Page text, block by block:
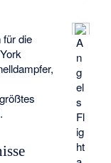
A
n
g
el
s
Fl
ig
ht
für die